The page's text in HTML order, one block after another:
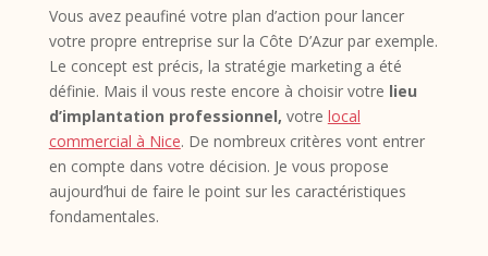
Vous avez peaufiné votre plan d’action pour lancer
votre propre entreprise sur la Côte D’Azur par exemple.
Le concept est précis, la stratégie marketing a été
définie. Mais il vous reste encore à choisir votre lieu
d’implantation professionnel, votre local
commercial à Nice. De nombreux critères vont entrer
en compte dans votre décision. Je vous propose
aujourd’hui de faire le point sur les caractéristiques
fondamentales.